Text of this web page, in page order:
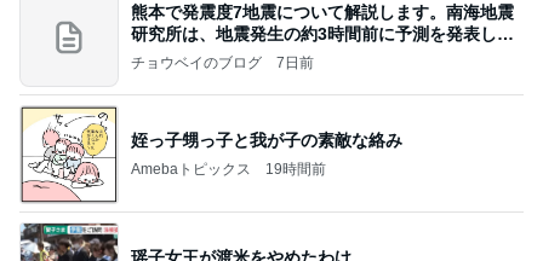
熊本で発震度7地震について解説します。南海地震
研究所は、地震発生の約3時間前に予測を発表しま
した
チョウベイのブログ 7日前
姪っ子甥っ子と我が子の素敵な絡み
Amebaトピックス 19時間前
瑶子女王が渡米をやめたわけ